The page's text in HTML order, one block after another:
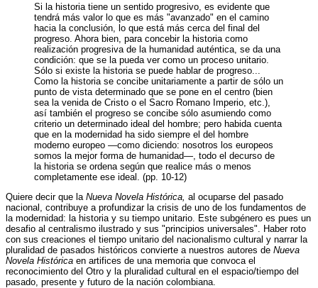
Si la historia tiene un sentido progresivo, es evidente que
tendrá más valor lo que es más "avanzado" en el camino
hacia la conclusión, lo que está más cerca del final del
progreso. Ahora bien, para concebir la historia como
realización progresiva de la humanidad auténtica, se da una
condición: que se la pueda ver como un proceso unitario.
Sólo si existe la historia se puede hablar de progreso...
Como la historia se concibe unitariamente a partir de sólo un
punto de vista determinado que se pone en el centro (bien
sea la venida de Cristo o el Sacro Romano Imperio, etc.),
así también el progreso se concibe sólo asumiendo como
criterio un determinado ideal del hombre; pero habida cuenta
que en la modernidad ha sido siempre el del hombre
moderno europeo —como diciendo: nosotros los europeos
somos la mejor forma de humanidad—, todo el decurso de
la historia se ordena según que realice más o menos
completamente ese ideal. (pp. 10-12)
Quiere decir que la Nueva Novela Histórica, al ocuparse del pasado
nacional, contribuye a profundizar la crisis de uno de los fundamentos de
la modernidad: la historia y su tiempo unitario. Este subgénero es pues un
desafio al centralismo ilustrado y sus "principios universales". Haber roto
con sus creaciones el tiempo unitario del nacionalismo cultural y narrar la
pluralidad de pasados históricos convierte a nuestros autores de Nueva
Novela Histórica en artifices de una memoria que convoca el
reconocimiento del Otro y la pluralidad cultural en el espacio/tiempo del
pasado, presente y futuro de la nación colombiana.